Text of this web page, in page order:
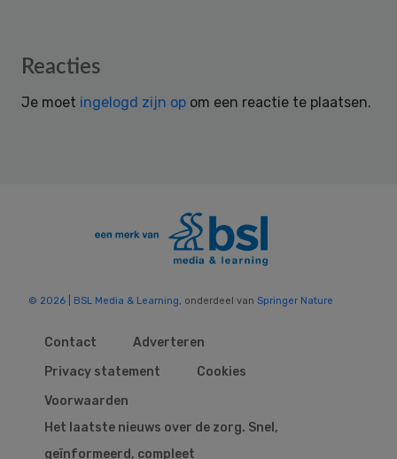
Reader
Reacties
Je moet ingelogd zijn op om een reactie te plaatsen.
© 2026 | BSL Media & Learning, onderdeel van Springer Nature
Contact
Adverteren
Privacy statement
Cookies
Voorwaarden
Het laatste nieuws over de zorg. Snel,
geïnformeerd, compleet